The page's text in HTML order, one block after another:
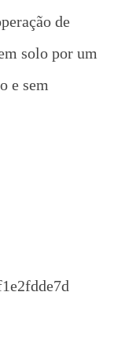
de
solo por um
e sem